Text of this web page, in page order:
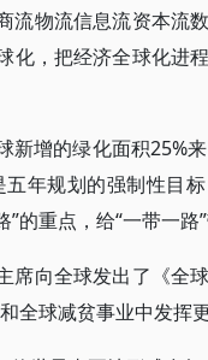
流物流信息流资本流
化，把经济全球化进
增的绿化面积25%
年规划的强制性目
的重点，给“一带一路
席向全球发出了《全
全球减贫事业中发挥